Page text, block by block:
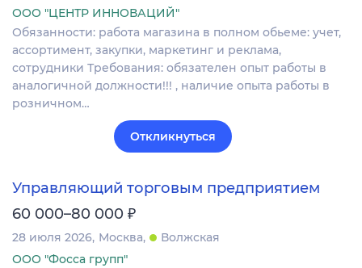
ООО "ЦЕНТР ИННОВАЦИЙ"
Обязанности: работа магазина в полном обьеме: учет,
ассортимент, закупки, маркетинг и реклама,
сотрудники Требования: обязателен опыт работы в
аналогичной должности!!! , наличие опыта работы в
розничном…
Откликнуться
Управляющий торговым предприятием
60 000–80 000 ₽
28 июля 2026 Москва
Волжская
ООО "Фосса групп"